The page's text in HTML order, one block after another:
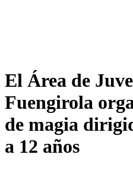
El Área de
Fuengirola
de magia
a 12 años